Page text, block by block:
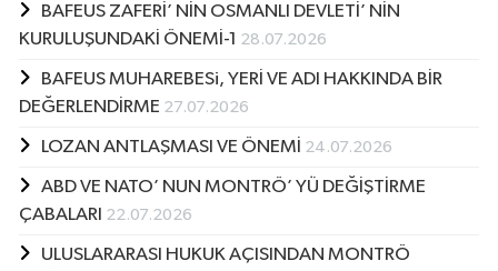
BAFEUS ZAFERİ’ NİN OSMANLI DEVLETİ’ NİN
KURULUŞUNDAKİ ÖNEMİ-1 28.07.2026
BAFEUS MUHAREBESi, YERİ VE ADI HAKKINDA BİR
DEĞERLENDİRME 27.07.2026
LOZAN ANTLAŞMASI VE ÖNEMİ 24.07.2026
ABD VE NATO’ NUN MONTRÖ’ YÜ DEĞİŞTİRME
ÇABALARI 22.07.2026
ULUSLARARASI HUKUK AÇISINDAN MONTRÖ